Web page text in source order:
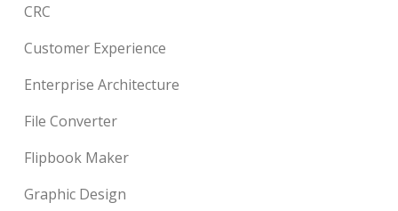
CRC
Customer Experience
Enterprise Architecture
File Converter
Flipbook Maker
Graphic Design